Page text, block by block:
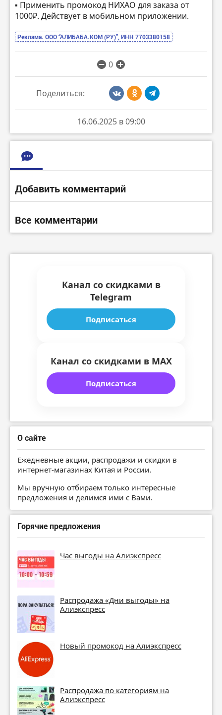
▪️ Применить промокод НИХАО для заказа от
1000₽. Действует в мобильном приложении.
Реклама. ООО “АЛИБАБА.КОМ (РУ)”, ИНН 7703380158
0
Поделиться:
16.06.2025 в 09:00
Добавить комментарий
Все комментарии
Канал со скидками в
Telegram
Подписаться
Канал со скидками в MAX
Подписаться
О сайте
Ежедневные акции, распродажи и скидки в
интернет-магазинах Китая и России.
Мы вручную отбираем только интересные
предложения и делимся ими с Вами.
Горячие предложения
Час выгоды на Алиэкспресс
Распродажа «Дни выгоды» на
Алиэкспресс
Новый промокод на Алиэкспресс
Распродажа по категориям на
Алиэкспресс